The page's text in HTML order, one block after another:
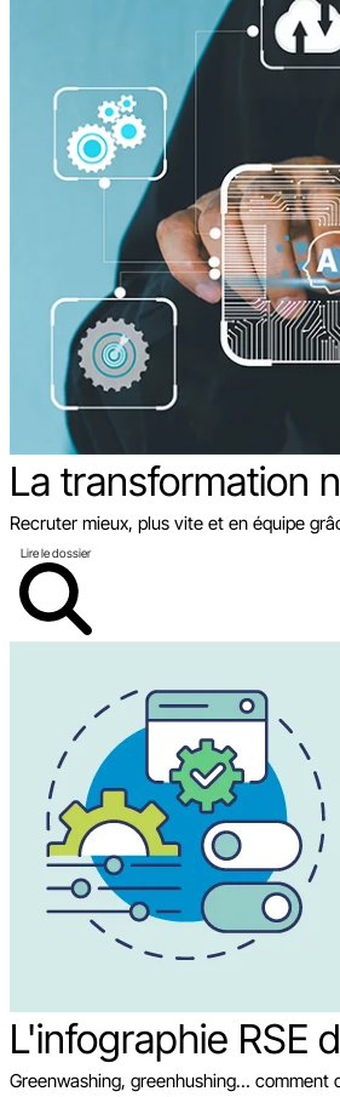
La transformation
Recruter mieux, plus vite et en équipe
Lire le dossier
L'infographie RSE
Greenwashing, greenhushing… comment